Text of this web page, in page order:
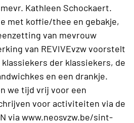
Kathleen Schockaert.
met koffie/thee en gebakje,
van mevrouw
van REVIVEvzw voorstelt
der klassiekers, de
en een drankje.
we tijd vrij voor een
voor activiteiten via de
via www.neosvzw.be/sint-